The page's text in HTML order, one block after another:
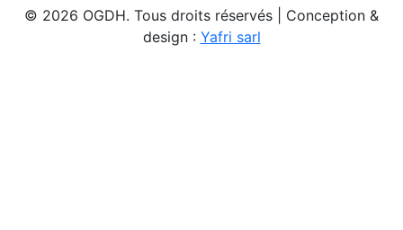
© 2026 OGDH. Tous droits réservés | Conception &
design : Yafri sarl